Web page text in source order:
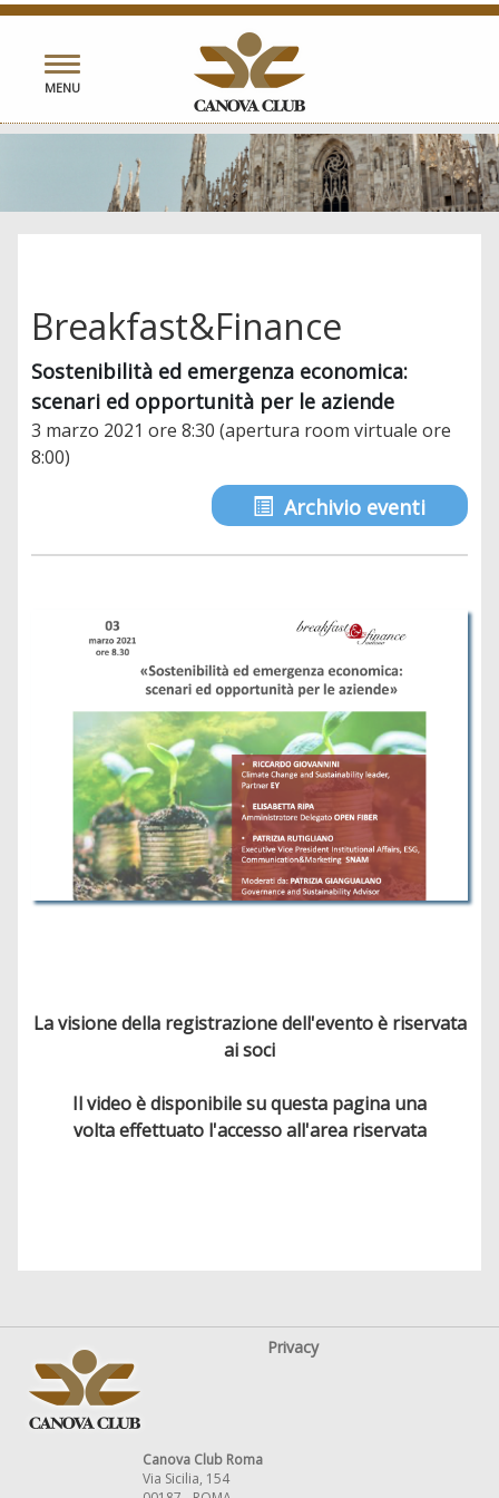
Toggle
navigation
MENU
Breakfast&Finance
Sostenibilità ed emergenza economica:
scenari ed opportunità per le aziende
3 marzo 2021 ore 8:30 (apertura room virtuale ore
8:00)
Archivio eventi
La visione della registrazione dell'evento è riservata
ai soci
Il video è disponibile su questa pagina una
volta effettuato l'accesso all'area riservata
Privacy
Canova Club Roma
Via Sicilia, 154